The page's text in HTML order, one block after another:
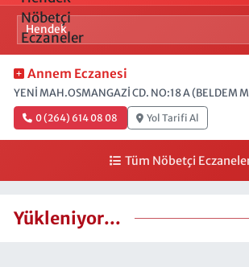
Annem Eczanesi
YENİ MAH.OSMANGAZİ CD. NO:18 A (BELDEM
0 (264) 614 08 08 Yol Tarifi Al
Tüm Nöbetçi
Yükleniyor...